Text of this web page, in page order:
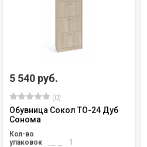
5 540 руб.
(0)
Обувница Сокол ТО-24 Дуб
Сонома
Кол-во
упаковок
1